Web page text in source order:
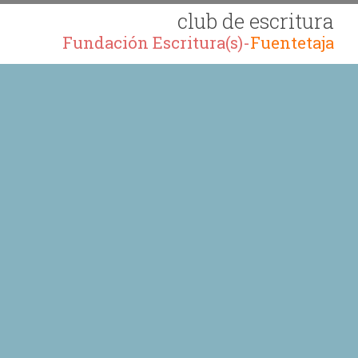
club de escritura
Fundación Escritura(s)-Fuentetaja